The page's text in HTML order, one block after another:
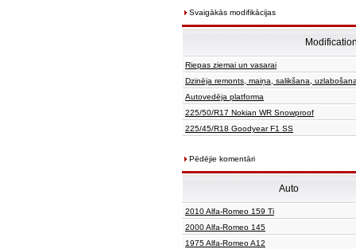
Svaigākās modifikācijas
Riepas ziemai un vasarai
Dzinēja remonts, maiņa, salikšana,
Autovedēja platforma
225/50/R17 Nokian WR Snowproof
225/45/R18 Goodyear F1 SS
Pēdējie komentāri
Auto
2010 Alfa-Romeo 159 Ti
2000 Alfa-Romeo 145
1975 Alfa-Romeo A12